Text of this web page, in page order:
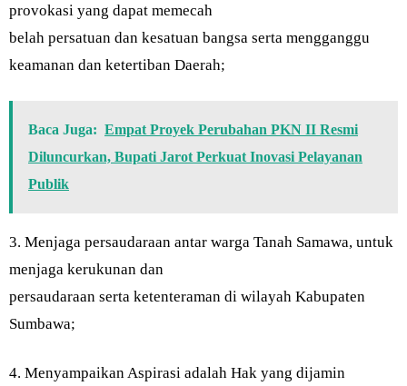
provokasi yang dapat memecah
belah persatuan dan kesatuan bangsa serta mengganggu
keamanan dan ketertiban Daerah;
Baca Juga: Empat Proyek Perubahan PKN II Resmi
Diluncurkan, Bupati Jarot Perkuat Inovasi Pelayanan
Publik
3. Menjaga persaudaraan antar warga Tanah Samawa, untuk
menjaga kerukunan dan
persaudaraan serta ketenteraman di wilayah Kabupaten
Sumbawa;
4. Menyampaikan Aspirasi adalah Hak yang dijamin